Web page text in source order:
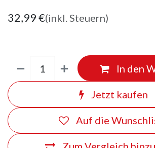
32,99€(inkl. Steuern)
In den
Jetzt kaufen
Auf die